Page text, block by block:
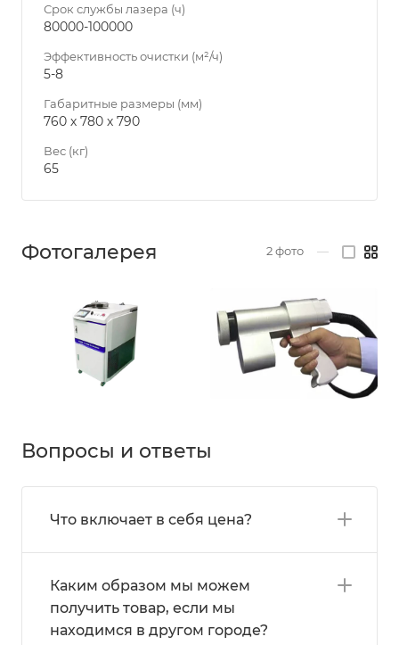
Срок службы лазера (ч)
80000-100000
Эффективность очистки (м²/ч)
5-8
Габаритные размеры (мм)
760 х 780 х 790
Вес (кг)
65
Фотогалерея 2фото —
Вопросы и ответы
Что включает в себя цена?
Каким образом мы можем
получить товар, если мы
находимся в другом городе?